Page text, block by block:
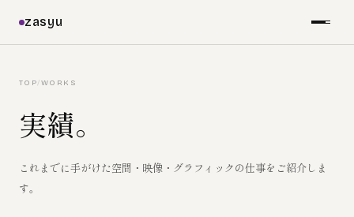
zasyu
TOP/WORKS
実績。
これまでに手がけた空間・映像・グラフィックの仕事をご紹介しま
す。